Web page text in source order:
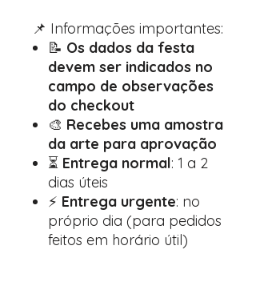
📌 Informações importantes:
📝 Os dados da festa
devem ser indicados no
campo de observações
do checkout
🎨 Recebes uma amostra
da arte para aprovação
⏳ Entrega normal: 1 a 2
dias úteis
⚡ Entrega urgente: no
próprio dia (para pedidos
feitos em horário útil)